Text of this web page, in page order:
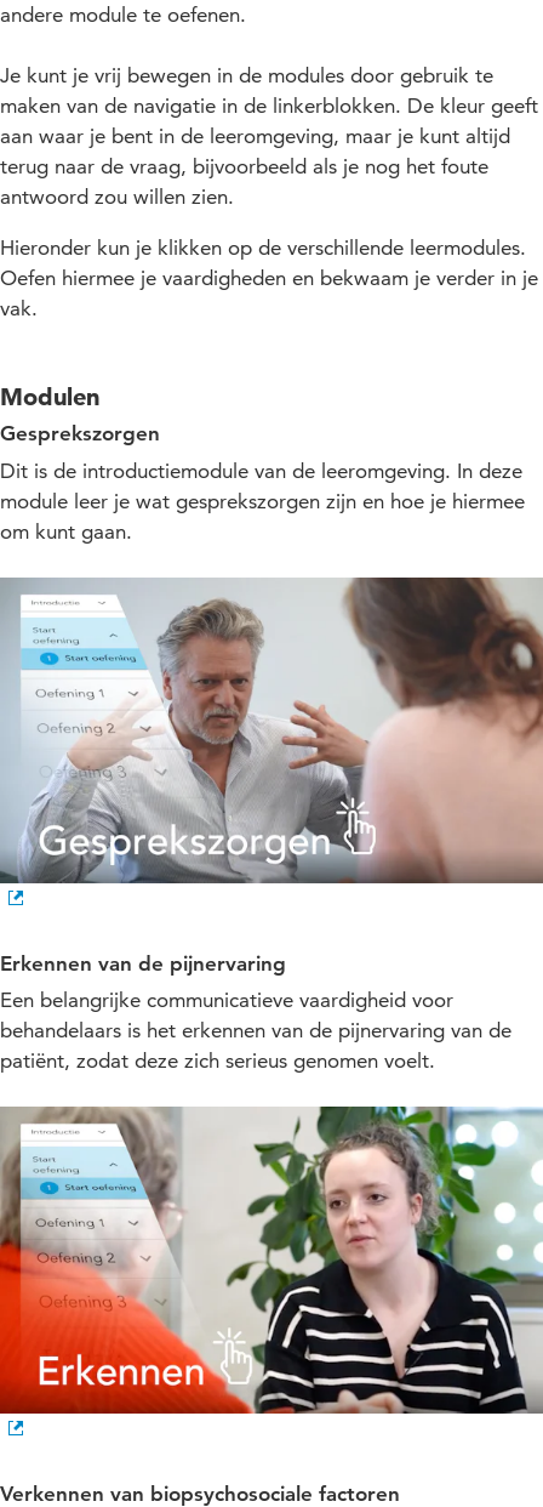
andere module te oefenen.
Je kunt je vrij bewegen in de modules door gebruik te
maken van de navigatie in de linkerblokken. De kleur geeft
aan waar je bent in de leeromgeving, maar je kunt altijd
terug naar de vraag, bijvoorbeeld als je nog het foute
antwoord zou willen zien.
Hieronder kun je klikken op de verschillende leermodules.
Oefen hiermee je vaardigheden en bekwaam je verder in je
vak.
Modulen
Gesprekszorgen
Dit is de introductiemodule van de leeromgeving. In deze
module leer je wat gesprekszorgen zijn en hoe je hiermee
om kunt gaan.
Erkennen van de pijnervaring
Een belangrijke communicatieve vaardigheid voor
behandelaars is het erkennen van de pijnervaring van de
patiënt, zodat deze zich serieus genomen voelt.
Verkennen van biopsychosociale factoren